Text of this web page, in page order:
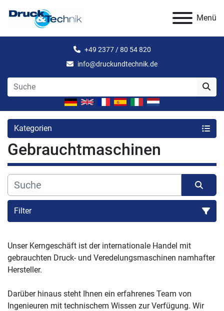
Menü
+49 2377 / 80 54 820
info@druckundtechnik.de
Kategorien
Gebrauchtmaschinen
Filter
Sortieren nach
Unser Kerngeschäft ist der internationale Handel mit
gebrauchten Druck- und Veredelungsmaschinen namhafter
Hersteller.
Darüber hinaus steht Ihnen ein erfahrenes Team von
Ingenieuren mit technischem Wissen zur Verfügung. Wir